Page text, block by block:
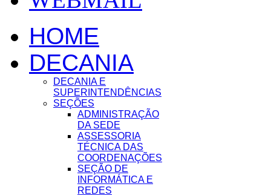
HOME
DECANIA
DECANIA E
SUPERINTENDÊNCIAS
SEÇÕES
ADMINISTRAÇÃO
DA SEDE
ASSESSORIA
TÉCNICA DAS
COORDENAÇÕES
SEÇÃO DE
INFORMÁTICA E
REDES